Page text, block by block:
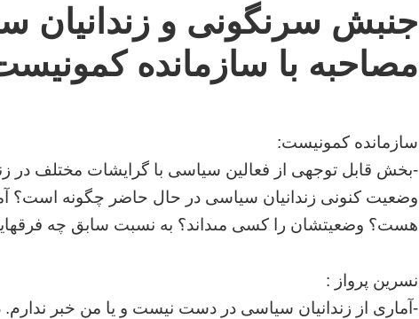
جنبش سرنگونى و زندانيان
مصاحبه با سازمانده
سازمانده کمونيست:
-بخش قابل توجهى از فعالين سياسى با گرايشات مختلف در
وضعيت کنونى زندانيان سياسى در حال حاضر چگونه است؟
هست؟ وضعيتشان را کسى مىداند؟ به نسبت سابق چه
نسرين پرواز :
-آمارى از زندانيان سياسى در دست نيست و يا من خبر